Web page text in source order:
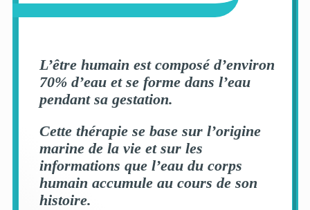
L’être humain est composé d’environ
70% d’eau et se forme dans l’eau
pendant sa gestation.
Cette thérapie se base sur l’origine
marine de la vie et sur les
informations que l’eau du corps
humain accumule au cours de son
histoire.